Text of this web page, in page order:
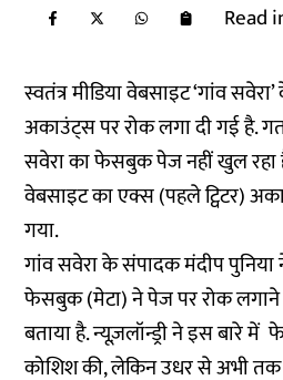
Read
स्वतंत्र मीडिया वेबसाइट ‘गांव
अकाउंट्स पर रोक लगा दी गई है.
सवेरा का फेसबुक पेज नहीं खुल
वेबसाइट का एक्स (पहले ट्विटर)
गया.
गांव सवेरा के संपादक मंदीप पुनिया
फेसबुक (मेटा) ने पेज पर रोक लगाने
बताया है. न्यूज़लॉन्ड्री ने इस बारे
कोशिश की, लेकिन उधर से अभी